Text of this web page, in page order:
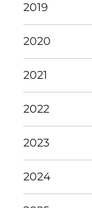
2019
2020
2021
2022
2023
2024